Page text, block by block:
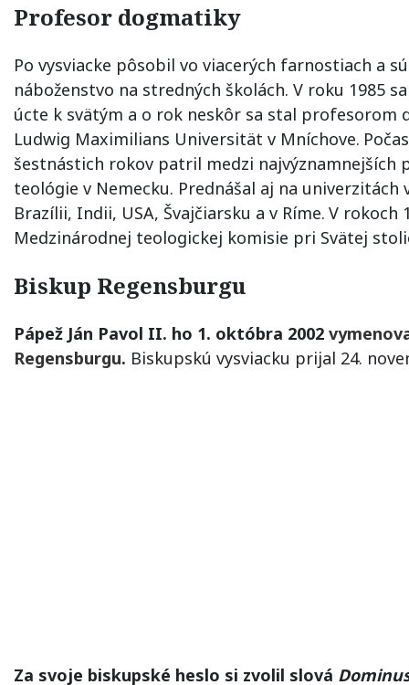
Profesor dogmatiky
Po vysviacke pôsobil vo viacerých farnostiach a
náboženstvo na stredných školách. V roku 1985
úcte k svätým a o rok neskôr sa stal profesorom
Ludwig Maximilians Universität v Mníchove.
šestnástich rokov patril medzi najvýznamnejších
teológie v Nemecku. Prednášal aj na univerzitách
Brazílii, Indii, USA, Švajčiarsku a v Ríme. V rokoch
Medzinárodnej teologickej komisie pri Svätej
Biskup Regensburgu
Pápež Ján Pavol II. ho 1. októbra 2002
Regensburgu. Biskupskú vysviacku prijal 24.
Za svoje biskupské heslo si zvolil slová